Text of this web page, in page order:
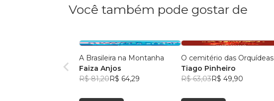
Você também pode gostar de
A Brasileira na Montanha
Faiza Anjos
R$ 81,20R$ 64,29
O cemitério das Orquídeas
Tiago Pinheiro
R$ 63,03R$ 49,90